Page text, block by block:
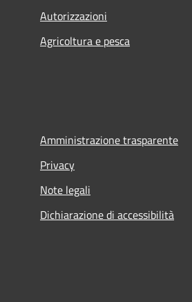
Autorizzazioni
Agricoltura e pesca
Amministrazione trasparente
Privacy
Note legali
Dichiarazione di accessibilità